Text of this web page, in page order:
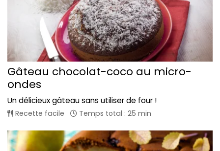
Gâteau chocolat-coco au micro-
ondes
Un délicieux gâteau sans utiliser de four !
Recette facile Temps total : 25 min